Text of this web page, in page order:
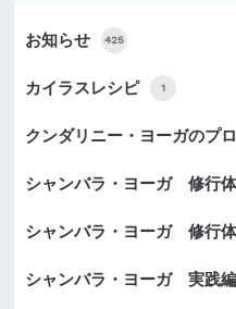
お知らせ 425
カイラスレシピ 1
クンダリニー・ヨーガのプ
シャンバラ・ヨーガ 修行
シャンバラ・ヨーガ 修行
シャンバラ・ヨーガ 実践編